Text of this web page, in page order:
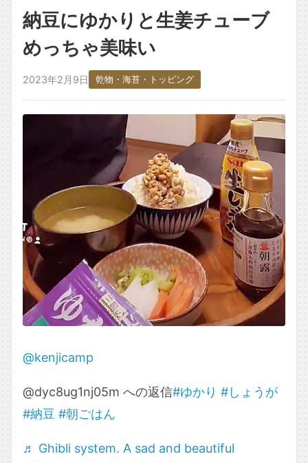
魚介・肉のせ
ごはん・主食もの
お取り寄せ・銘柄・ご当地
食材タグ一覧 →
納豆にゆかりと生姜チューブ
めっちゃ美味い
2023年2月9日 乾物・海苔・トッピング
@kenjicamp
@dyc8ug1nj05m への返信#ゆかり #しょうが
#納豆 #朝ごはん
♬ Ghibli system. A sad and beautiful